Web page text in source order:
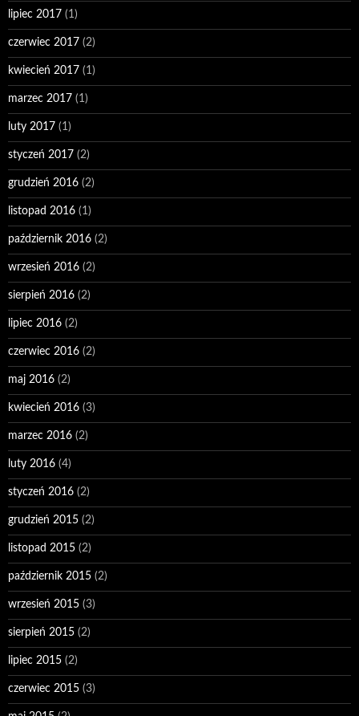
lipiec 2017 (1)
czerwiec 2017 (2)
kwiecień 2017 (1)
marzec 2017 (1)
luty 2017 (1)
styczeń 2017 (2)
grudzień 2016 (2)
listopad 2016 (1)
październik 2016 (2)
wrzesień 2016 (2)
sierpień 2016 (2)
lipiec 2016 (2)
czerwiec 2016 (2)
maj 2016 (2)
kwiecień 2016 (3)
marzec 2016 (2)
luty 2016 (4)
styczeń 2016 (2)
grudzień 2015 (2)
listopad 2015 (2)
październik 2015 (2)
wrzesień 2015 (3)
sierpień 2015 (2)
lipiec 2015 (2)
czerwiec 2015 (3)